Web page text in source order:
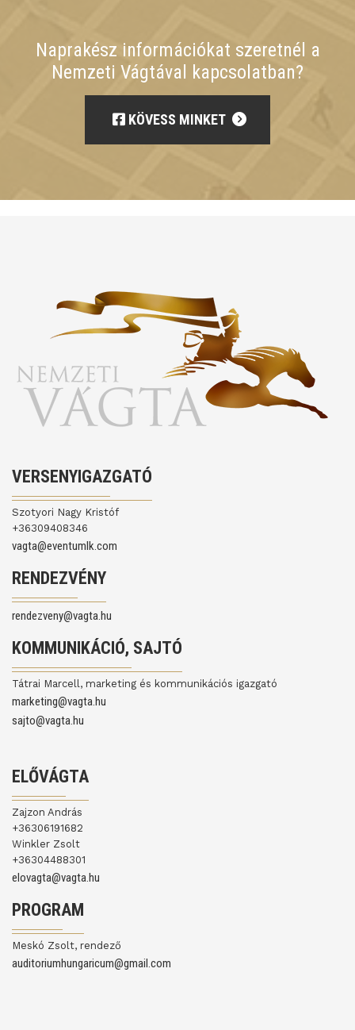
Naprakész információkat szeretnél a
Nemzeti Vágtával kapcsolatban?
KÖVESS MINKET
VERSENYIGAZGATÓ
Szotyori Nagy Kristóf
+36309408346
vagta@eventumlk.com
RENDEZVÉNY
rendezveny@vagta.hu
KOMMUNIKÁCIÓ, SAJTÓ
Tátrai Marcell, marketing és kommunikációs igazgató
marketing@vagta.hu
sajto@vagta.hu
ELŐVÁGTA
Zajzon András
+36306191682
Winkler Zsolt
+36304488301
elovagta@vagta.hu
PROGRAM
Meskó Zsolt, rendező
auditoriumhungaricum@gmail.com